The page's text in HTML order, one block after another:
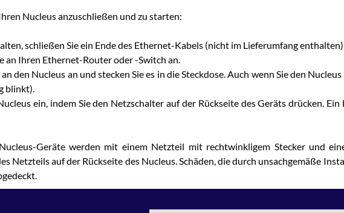
Nucleus anzuschließen und zu starten:
schließen Sie ein Ende des Ethernet-Kabels (nicht im Lieferumfang
an Ihren Ethernet-Router oder -Switch an.
den Nucleus an und stecken Sie es in die Steckdose. Auch wenn Sie den
blinkt).
ein, indem Sie den Netzschalter auf der Rückseite des Geräts drücken.
Geräte werden mit einem Netzteil mit rechtwinkligem Stecker und
Netzteils auf der Rückseite des Nucleus. Schäden, die durch unsachgemäße